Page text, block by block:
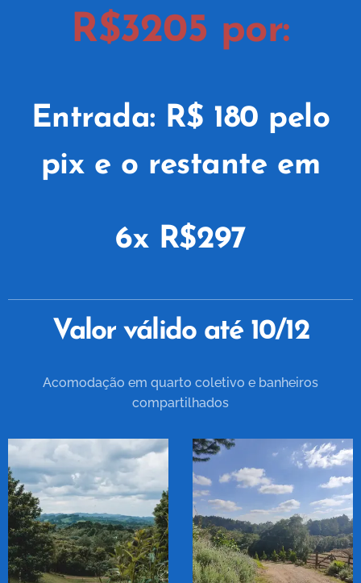
R$3205 por:
Entrada: R$ 180 pelo
pix e o restante em
6x R$297
Valor válido até 10/12
Acomodação em quarto coletivo e banheiros
compartilhados